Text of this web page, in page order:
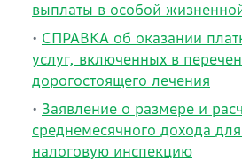
выплаты в особой
• СПРАВКА об оказании
услуг, включенных в
дорогостоящего лечения
• Заявление о размере и
среднемесячного дохода
налоговую инспекцию